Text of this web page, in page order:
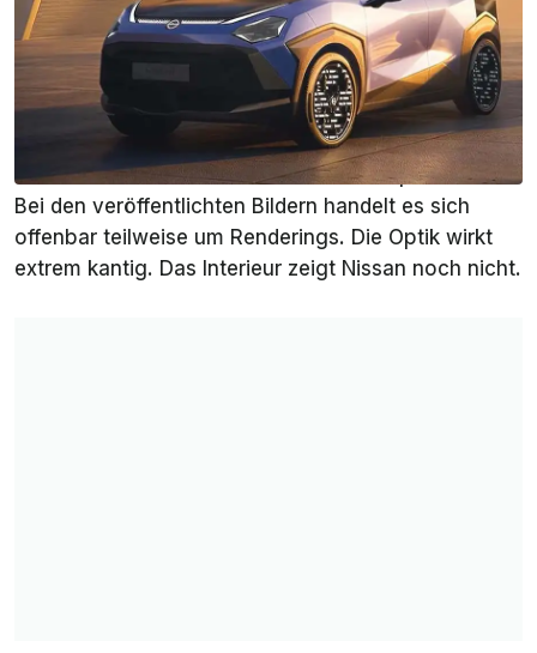
Als bevorzugte Quelle
InsideEVs auf Google
hinzufügen
Der vollelektrische Nissan Juke wurde nun im
Rahmen desNissan-Vision-Events
in Japan enthüllt.
Bei den veröffentlichten Bildern handelt es sich
offenbar teilweise um Renderings. Die Optik wirkt
extrem kantig. Das Interieur zeigt Nissan noch nicht.